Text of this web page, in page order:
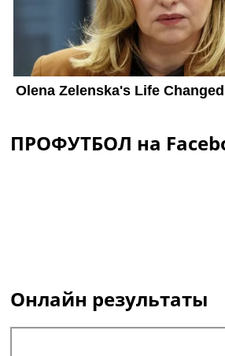
ПРОФУТБОЛ на
Онлайн результаты